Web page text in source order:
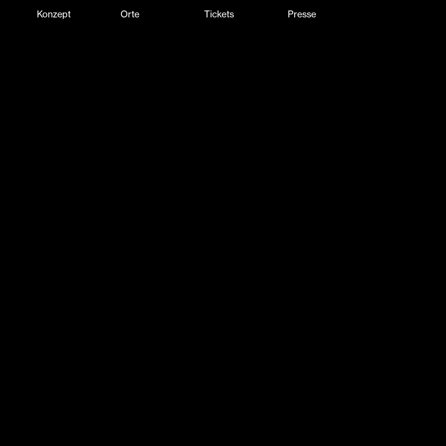
Konzept Orte Tickets Presse